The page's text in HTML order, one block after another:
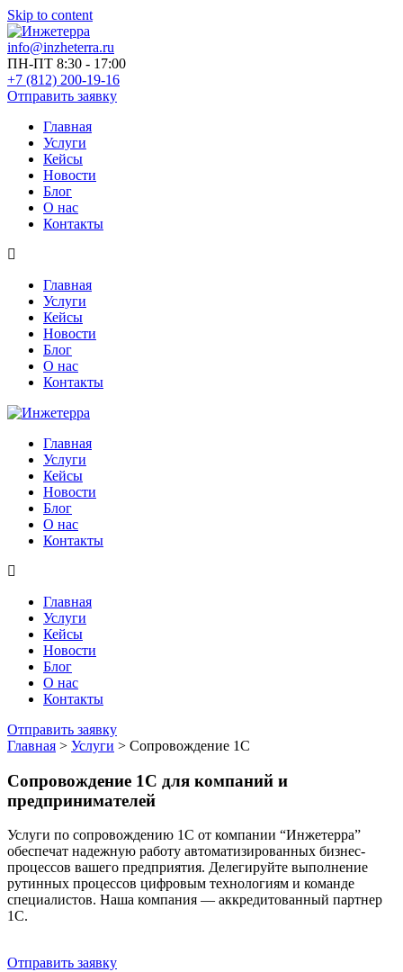
Skip to content
info@inzheterra.ru
ПН-ПТ 8:30 - 17:00
+7 (812) 200-19-16
Отправить заявку
Главная
Услуги
Кейсы
Новости
Блог
О нас
Контакты
Главная
Услуги
Кейсы
Новости
Блог
О нас
Контакты
Главная
Услуги
Кейсы
Новости
Блог
О нас
Контакты
Главная
Услуги
Кейсы
Новости
Блог
О нас
Контакты
Отправить заявку
Главная > Услуги > Сопровождение 1С
Cопровождение 1С для компаний и
предпринимателей
Услуги по сопровождению 1С от компании “Инжетерра”
обеспечат надежную работу автоматизированных бизнес-
процессов вашего предприятия. Делегируйте выполнение
рутинных процессов цифровым технологиям и команде
специалистов. Наша компания — аккредитованный партнер
1С.
Отправить заявку